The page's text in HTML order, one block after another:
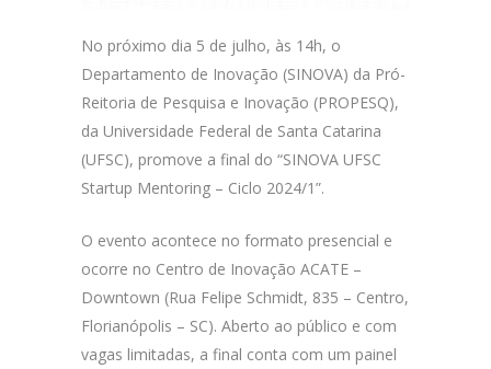
No próximo dia 5 de julho, às 14h, o
Departamento de Inovação (SINOVA) da Pró-
Reitoria de Pesquisa e Inovação (PROPESQ),
da Universidade Federal de Santa Catarina
(UFSC), promove a final do “SINOVA UFSC
Startup Mentoring – Ciclo 2024/1”.
O evento acontece no formato presencial e
ocorre no Centro de Inovação ACATE –
Downtown (Rua Felipe Schmidt, 835 – Centro,
Florianópolis – SC). Aberto ao público e com
vagas limitadas, a final conta com um painel